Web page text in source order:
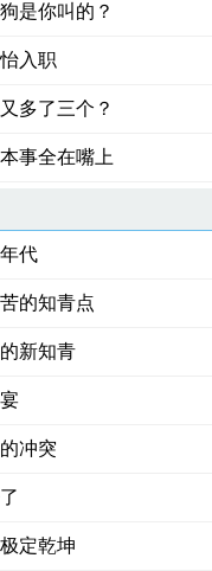
是你叫的？
入职
多了三个？
事全在嘴上
代
的知青点
新知青
冲突
定乾坤